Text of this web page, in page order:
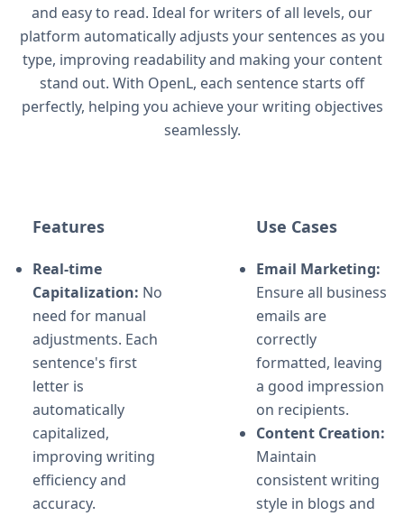
and easy to read. Ideal for writers of all levels, our
platform automatically adjusts your sentences as you
type, improving readability and making your content
stand out. With OpenL, each sentence starts off
perfectly, helping you achieve your writing objectives
seamlessly.
Features
Real-time
Capitalization: No
need for manual
adjustments. Each
sentence's first
letter is
automatically
capitalized,
improving writing
efficiency and
accuracy.
Use Cases
Email Marketing:
Ensure all business
emails are
correctly
formatted, leaving
a good impression
on recipients.
Content Creation:
Maintain
consistent writing
style in blogs and